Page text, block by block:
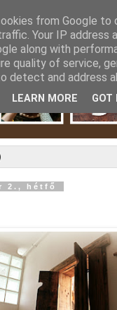
2., hétfő
from Google to
Your IP address
along with
quality of service,
detect and address
LEARN MORE GOT